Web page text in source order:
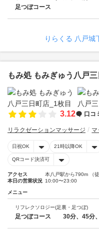
足つぼコース
りらくる 八戸城
もみ処 もみぎゅう八戸
3.12 口コ
リラクゼーションマッサージ マ
日祝OK 21時以降OK
QRコード決済可
アクセス
本八戸駅から790m （徒
本日の営業状況 10:00〜23:00
メニュー
リフレクソロジー(足裏・足つぼ)
足つぼコース 30分、45分